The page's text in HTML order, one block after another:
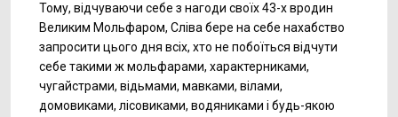
Тому, відчуваючи себе з нагоди своїх 43-х вродин
Великим Мольфаром, Сліва бере на себе нахабство
запросити цього дня всіх, хто не побоїться відчути
себе такими ж мольфарами, характерниками,
чугайстрами, відьмами, мавками, вілами,
домовиками, лісовиками, водяниками і будь-якою